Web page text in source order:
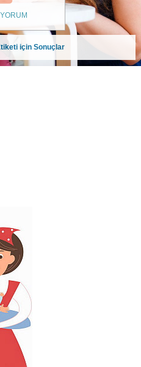
için Sonuçlar